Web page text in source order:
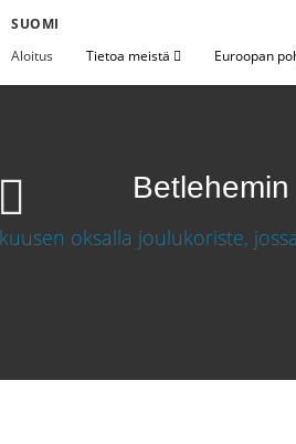
SUOMI
Aloitus
Tietoa meistä Euroopan